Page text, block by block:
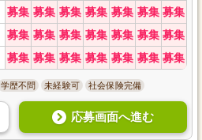
募集 募集 募集 募集 募集 募集 募集
募集 募集 募集 募集 募集 募集 募集
募集 募集 募集 募集 募集 募集 募集
学歴不問 未経験可 社会保険完備
応募画面へ進む